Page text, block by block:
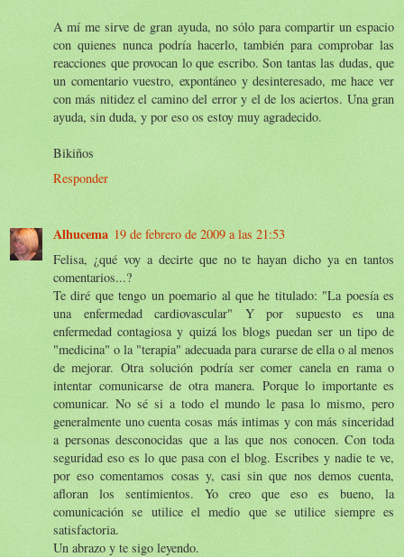
A mí me sirve de gran ayuda, no sólo para compartir un espacio
con quienes nunca podría hacerlo, también para comprobar las
reacciones que provocan lo que escribo. Son tantas las dudas, que
un comentario vuestro, expontáneo y desinteresado, me hace ver
con más nitidez el camino del error y el de los aciertos. Una gran
ayuda, sin duda, y por eso os estoy muy agradecido.
Bikiños
Responder
Alhucema 19 de febrero de 2009 a las 21:53
Felisa, ¿qué voy a decirte que no te hayan dicho ya en tantos
comentarios...?
Te diré que tengo un poemario al que he titulado: "La poesía es
una enfermedad cardiovascular" Y por supuesto es una
enfermedad contagiosa y quizá los blogs puedan ser un tipo de
"medicina" o la "terapia" adecuada para curarse de ella o al menos
de mejorar. Otra solución podría ser comer canela en rama o
intentar comunicarse de otra manera. Porque lo importante es
comunicar. No sé si a todo el mundo le pasa lo mismo, pero
generalmente uno cuenta cosas más intimas y con más sinceridad
a personas desconocidas que a las que nos conocen. Con toda
seguridad eso es lo que pasa con el blog. Escribes y nadie te ve,
por eso comentamos cosas y, casi sin que nos demos cuenta,
afloran los sentimientos. Yo creo que eso es bueno, la
comunicación se utilice el medio que se utilice siempre es
satisfactoria.
Un abrazo y te sigo leyendo.